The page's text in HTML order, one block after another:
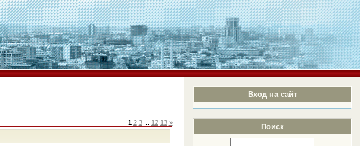
Вход на сайт
Поиск
1 2 3 12 13 »